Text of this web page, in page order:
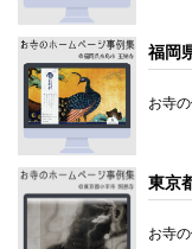
福岡
お寺
東京
お寺